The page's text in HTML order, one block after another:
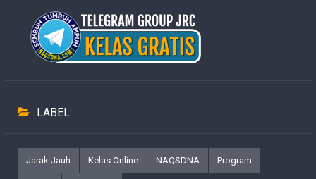
LABEL
Jarak Jauh Kelas Online NAQSDNA Program